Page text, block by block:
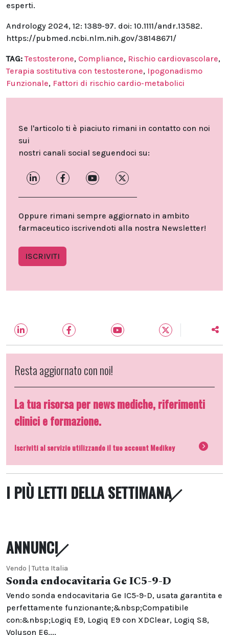
esperti.
Andrology 2024, 12: 1389-97. doi: 10.1111/andr.13582.
https://pubmed.ncbi.nlm.nih.gov/38148671/
TAG: Testosterone, Compliance, Rischio cardiovascolare,
Terapia sostitutiva con testosterone, Ipogonadismo
Funzionale, Fattori di rischio cardio-metabolici
Se l'articolo ti è piaciuto rimani in contatto con noi
sui
nostri canali social seguendoci su:
Oppure rimani sempre aggiornato in ambito
farmaceutico iscrivendoti alla nostra Newsletter!
ISCRIVITI
Resta aggiornato con noi!
La tua risorsa per news mediche, riferimenti
clinici e formazione.
Iscriviti al servizio utilizzando il tuo account Medikey
I PIÙ LETTI DELLA SETTIMANA
ANNUNCI
Vendo | Tutta Italia
Sonda endocavitaria Ge IC5-9-D
Vendo sonda endocavitaria Ge IC5-9-D, usata garantita e
perfettamente funzionante;&nbsp;Compatibile
con:&nbsp;Logiq E9, Logiq E9 con XDClear, Logiq S8,
Voluson E6,...